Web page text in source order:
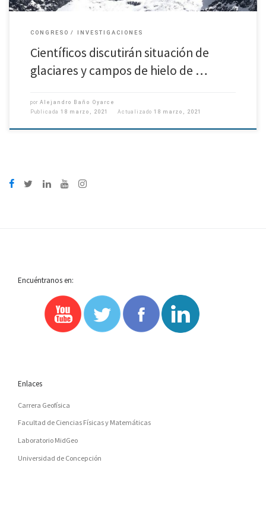
CONGRESO INVESTIGACIONES
Científicos discutirán situación de
glaciares y campos de hielo de …
por Alejandro Baño Oyarce
Publicada 18 marzo, 2021 Actualizado 18 marzo, 2021
Encuéntranos en:
Enlaces
Carrera Geofísica
Facultad de Ciencias Físicas y Matemáticas
Laboratorio MidGeo
Universidad de Concepción